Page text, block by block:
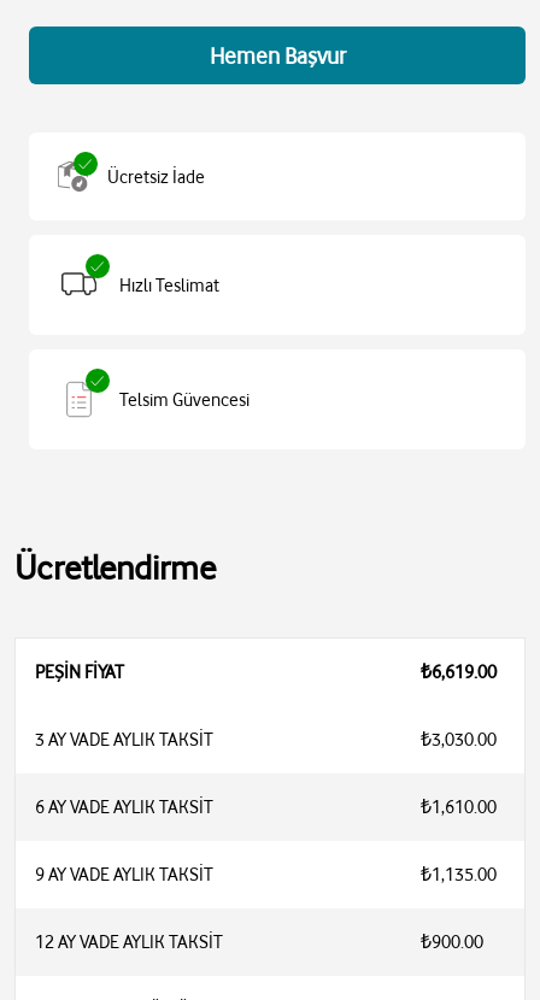
Hemen Başvur
Ücretsiz İade
Hızlı Teslimat
Telsim Güvencesi
Ücretlendirme
PEŞİN FİYAT ₺6,619.00
3 AY VADE AYLIK TAKSİT ₺3,030.00
6 AY VADE AYLIK TAKSİT ₺1,610.00
9 AY VADE AYLIK TAKSİT ₺1,135.00
12 AY VADE AYLIK TAKSİT ₺900.00